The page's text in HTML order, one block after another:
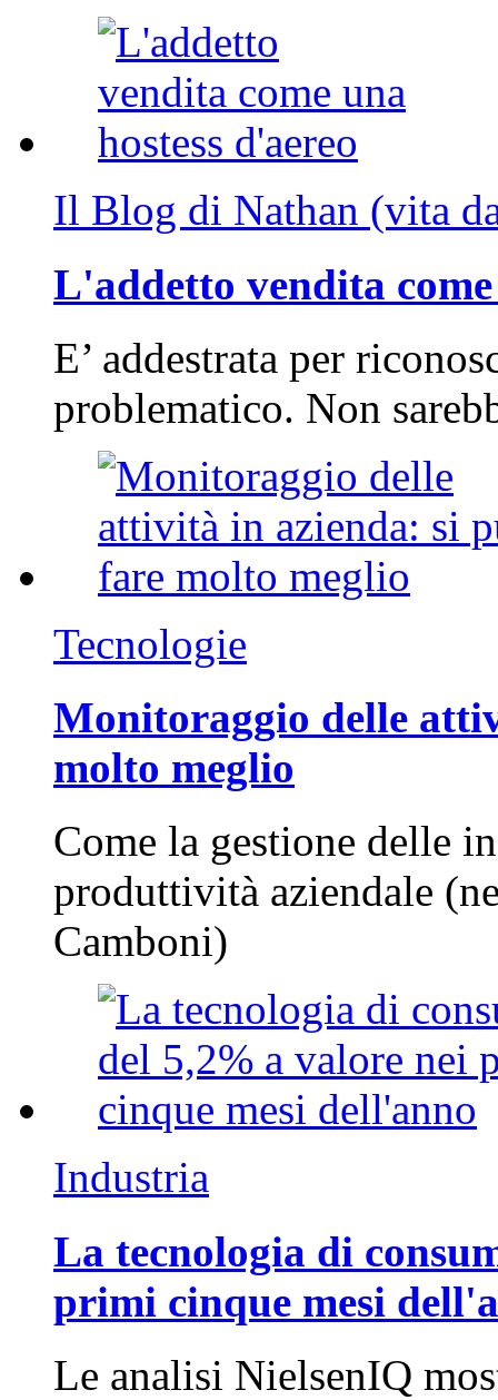
Il Blog di Nathan (vita
L'addetto vendita
E’ addestrata per
problematico. Non
Tecnologie
Monitoraggio delle
molto meglio
Come la gestione delle
produttività aziendale
Camboni)
Industria
La tecnologia di
primi cinque mesi
Le analisi NielsenIQ